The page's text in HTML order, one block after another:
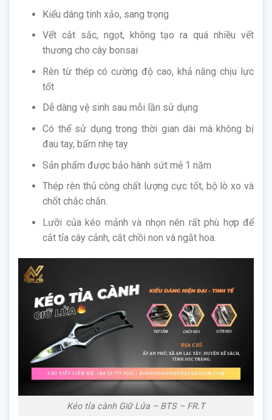
Kiểu dáng tinh xảo, sang trọng
Vết cắt sắc, ngọt, không tạo ra quá nhiều vết
thương cho cây bonsai
Rèn từ thép có cường độ cao, khả năng chịu lực
tốt
Dễ dàng vệ sinh sau mỗi lần sử dụng
Có thể sử dụng trong thời gian dài mà không bị
đau tay, bấm nhẹ tay
Sản phẩm được bảo hành sứt mẻ 1 năm
Thép rèn thủ công chất lượng cực tốt, bộ lò xo và
chốt chắc chắn.
Lưỡi của kéo mảnh và nhọn nên rất phù hợp để
cắt tỉa cây cảnh, cắt chồi non và ngắt hoa.
Kéo tỉa cành Giữ Lửa – BTS – FR.T